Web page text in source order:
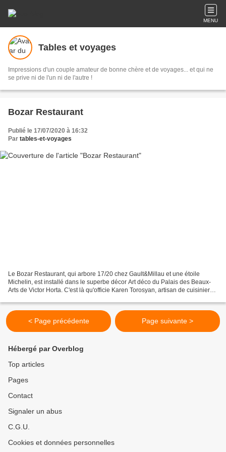
MENU
Tables et voyages
Impressions d'un couple amateur de bonne chère et de voyages... et qui ne
se prive ni de l'un ni de l'autre !
Bozar Restaurant
Publié le 17/07/2020 à 16:32
Par tables-et-voyages
Le Bozar Restaurant, qui arbore 17/20 chez Gault&Millau et une étoile
Michelin, est installé dans le superbe décor Art déco du Palais des Beaux-
Arts de Victor Horta. C'est là qu'officie Karen Torosyan, artisan de cuisinier
< Page précédente Page suivante >
Hébergé par Overblog
Top articles
Pages
Contact
Signaler un abus
C.G.U.
Cookies et données personnelles